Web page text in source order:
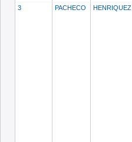
3 PACHECO HENRIQUEZ